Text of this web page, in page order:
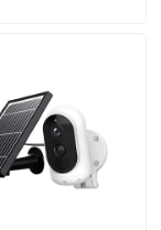
Wifi
aire libre